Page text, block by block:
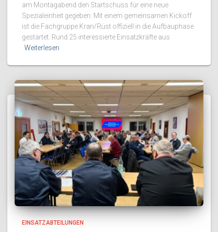
am Montagabend den Startschuss für eine neue
Spezialeinheit gegeben: Mit einem gemeinsamen Kickoff
ist die Fachgruppe Kran/Rüst offiziell in die Aufbauphase
gestartet. Rund 25 interessierte Einsatzkräfte aus
Weiterlesen
EINSATZABTEILUNGEN